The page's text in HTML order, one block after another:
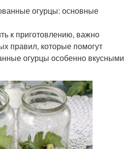
огурцы: основные
к приготовлению, важно
правил, которые помогут
огурцы особенно вкусными